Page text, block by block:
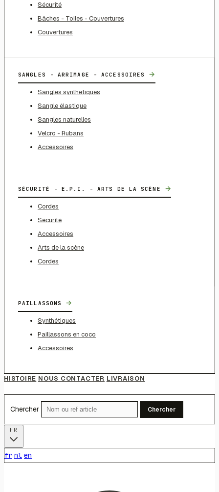
Sécurité
Bâches - Toiles - Couvertures
Couvertures
SANGLES - ARRIMAGE - ACCESSOIRES →
Sangles synthétiques
Sangle élastique
Sangles naturelles
Velcro - Rubans
Accessoires
SÉCURITÉ - E.P.I. - ARTS DE LA SCÈNE →
Cordes
Sécurité
Accessoires
Arts de la scène
Cordes
PAILLASSONS →
Synthétiques
Paillassons en coco
Accessoires
HISTOIRE NOUS CONTACTER LIVRAISON
Chercher Chercher
fr nl en